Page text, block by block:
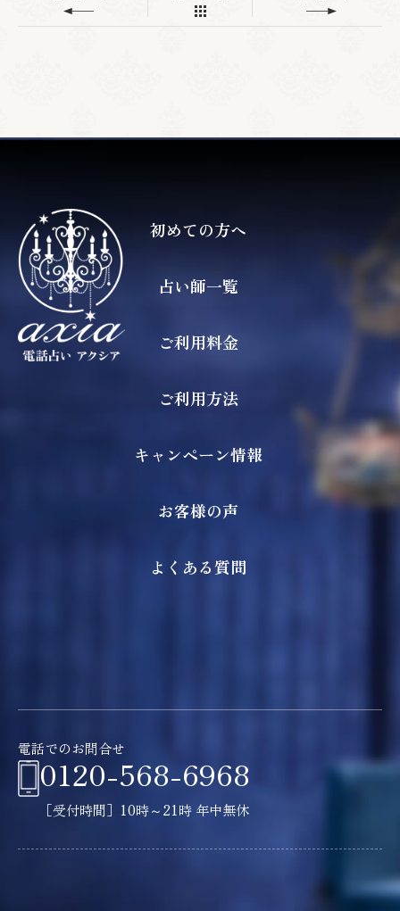
初めての方へ
占い師一覧
ご利用料金
ご利用方法
キャンペーン情報
お客様の声
よくある質問
電話でのお問合せ
0120-568-6968
［受付時間］10時～21時 年中無休